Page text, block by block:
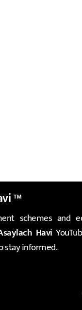
™
schemes and
Havi
stay informed.